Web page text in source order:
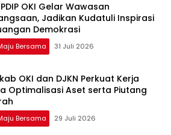
PDIP OKI Gelar Wawasan
Jadikan Kudatuli Inspirasi
Demokrasi
Bersama 31 Juli 2026
OKI dan DJKN Perkuat Kerja
Optimalisasi Aset serta Piutang
Bersama 29 Juli 2026